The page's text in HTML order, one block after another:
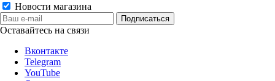
Новости магазина
Оставайтесь на связи
Вконтакте
Telegram
YouTube